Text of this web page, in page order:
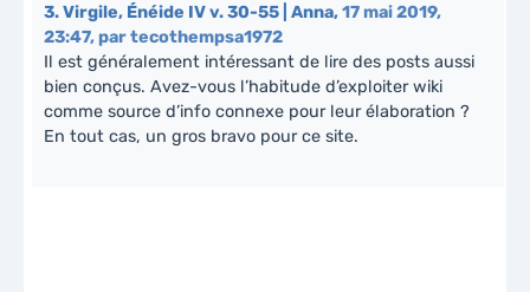
3.Virgile, Énéide IV v. 30-55 | Anna,17 mai 2019,
23:47,partecothempsa1972
Il est généralement intéressant de lire des posts aussi
bien conçus. Avez-vous l’habitude d’exploiter wiki
comme source d’info connexe pour leur élaboration ?
En tout cas, un gros bravo pour ce site.